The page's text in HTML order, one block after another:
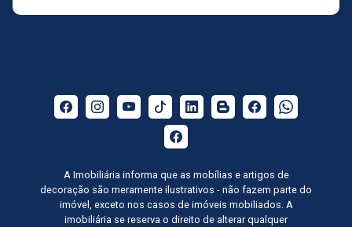
A Imobiliária informa que as mobílias e artigos de
decoração são meramente ilustrativos - não fazem parte do
imóvel, exceto nos casos de imóveis mobiliados. A
imobiliária se reserva o direito de alterar qualquer